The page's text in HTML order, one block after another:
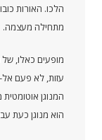
הלכו. האורות
מתחילה מעצמה.
מופעים כאלו,
עזות, לא פעם
המנוגן
הוא מנוגן כעת